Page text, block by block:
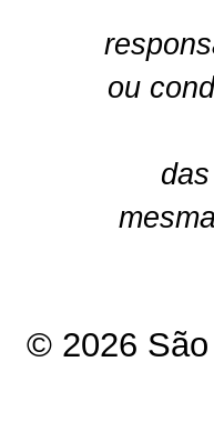
ou
© 2026